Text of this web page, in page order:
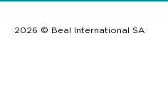
2026 © Beal International SA